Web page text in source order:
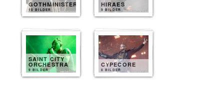
GOTHMINISTER
10 BILDER
HIRAES
9 BILDER
SAINT CITY
ORCHESTRA
9 BILDER
CYPECORE
8 BILDER